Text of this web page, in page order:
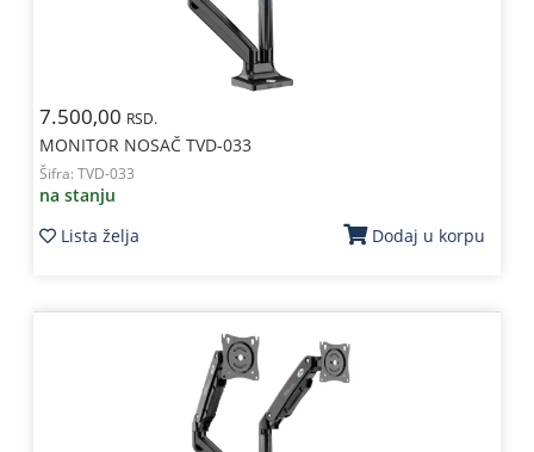
7.500,00 RSD.
MONITOR NOSAČ TVD-033
Šifra: TVD-033
na stanju
Lista želja
Dodaj u korpu